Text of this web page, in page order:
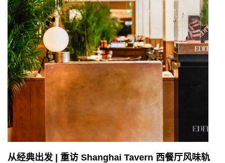
从经典出发 | 重访 Shanghai Tavern 西餐厅风味轨